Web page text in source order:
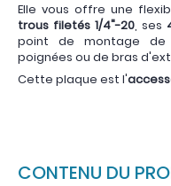
Elle vous offre une
trous filetés 1/4"-20, ses
point de montage de
poignées ou de bras
Cette plaque est l'
CONTENU DU